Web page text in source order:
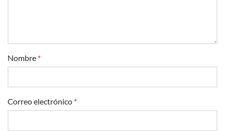
Nombre *
Correo electrónico *